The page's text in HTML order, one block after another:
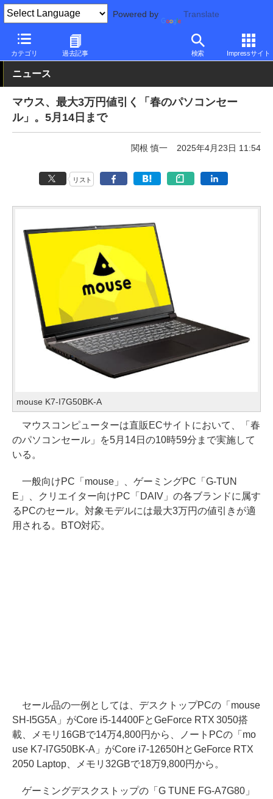
Powered by Translate
カテゴリ 過去記事 検索 Impressサイト
PC Watch パソコン/タブレット/スマートフォン ノートパソコン
ニュース
マウス、最大3万円値引く「春のパソコンセー
ル」。5月14日まで
関根 慎一 2025年4月23日 11:54
リスト
mouse K7-I7G50BK-A
マウスコンピューターは直販ECサイトにおいて、「春
のパソコンセール」を5月14日の10時59分まで実施して
いる。
一般向けPC「mouse」、ゲーミングPC「G-TUN
E」、クリエイター向けPC「DAIV」の各ブランドに属す
るPCのセール。対象モデルには最大3万円の値引きが適
用される。BTO対応。
セール品の一例としては、デスクトップPCの「mouse
SH-I5G5A」がCore i5-14400FとGeForce RTX 3050搭
載、メモリ16GBで14万4,800円から、ノートPCの「mo
use K7-I7G50BK-A」がCore i7-12650HとGeForce RTX
2050 Laptop、メモリ32GBで18万9,800円から。
ゲーミングデスクストップの「G TUNE FG-A7G80」